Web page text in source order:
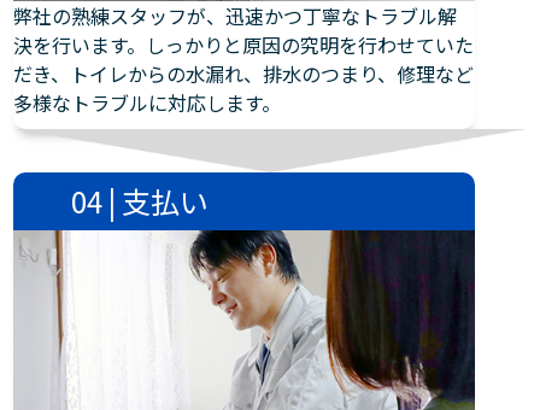
弊社の熟練スタッフが、迅速かつ丁寧なトラブル解
決を行います。しっかりと原因の究明を行わせていた
だき、トイレからの水漏れ、排水のつまり、修理など
多様なトラブルに対応します。
04 | 支払い